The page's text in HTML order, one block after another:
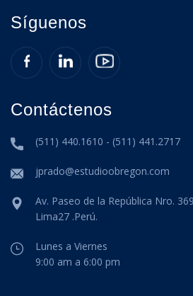
Síguenos
Contáctenos
(511) 440.1610 - (511) 441.2717
jprado@estudioobregon.com
Av. Paseo de la República Nro.
Lima27 .Perú.
Lunes a Viernes
9:00 am a 6:00 pm